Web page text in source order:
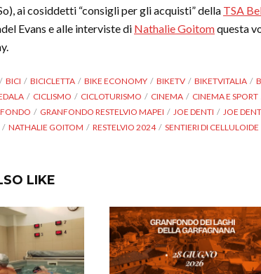
ai cosiddetti “consigli per gli acquisti” della TSA
Evans e alle interviste di Nathalie Goitomquesta
BICI BICICLETTA BIKE ECONOMY BIKETV BIKETVITALIA
CICLISMO CICLOTURISMO CINEMA CINEMA E SPORT
GRANFONDO RESTELVIO MAPEI JOE DENTI JOE
NATHALIE GOITOM RESTELVIO 2024 SENTIERI DI CELLULOIDE
LIKE